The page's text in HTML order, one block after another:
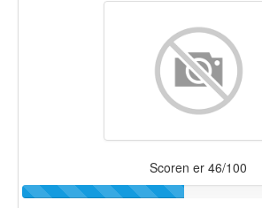
Scoren er 46/100